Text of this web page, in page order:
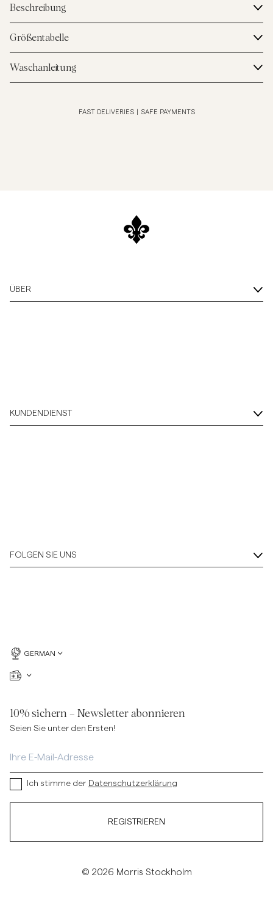
Beschreibung
Größentabelle
Waschanleitung
FAST DELIVERIES SAFE PAYMENTS
ÜBER
KUNDENDIENST
FOLGEN SIE UNS
GERMAN
10% sichern – Newsletter abonnieren
Seien Sie unter den Ersten!
Ich stimme der Datenschutzerklärung
REGISTRIEREN
© 2026 Morris Stockholm